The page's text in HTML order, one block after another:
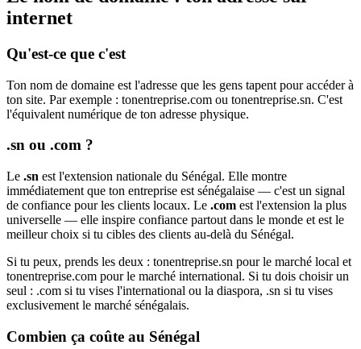
internet
Qu'est-ce que c'est
Ton nom de domaine est l'adresse que les gens tapent pour accéder à
ton site. Par exemple : tonentreprise.com ou tonentreprise.sn. C'est
l'équivalent numérique de ton adresse physique.
.sn ou .com ?
Le .sn est l'extension nationale du Sénégal. Elle montre
immédiatement que ton entreprise est sénégalaise — c'est un signal
de confiance pour les clients locaux. Le .com est l'extension la plus
universelle — elle inspire confiance partout dans le monde et est le
meilleur choix si tu cibles des clients au-delà du Sénégal.
Si tu peux, prends les deux : tonentreprise.sn pour le marché local et
tonentreprise.com pour le marché international. Si tu dois choisir un
seul : .com si tu vises l'international ou la diaspora, .sn si tu vises
exclusivement le marché sénégalais.
Combien ça coûte au Sénégal